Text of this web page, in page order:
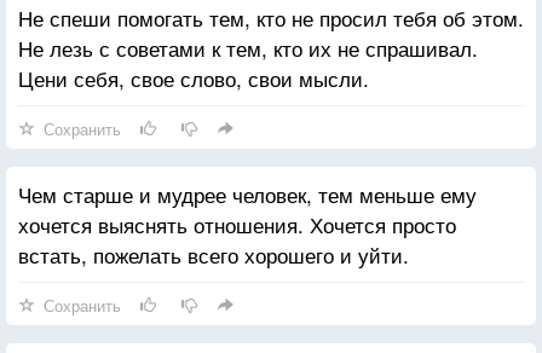
Не спеши помогать тем, кто не просил тебя об этом.
Не лезь с советами к тем, кто их не спрашивал.
Цени себя, свое слово, свои мысли.
Сохранить
Чем старше и мудрее человек, тем меньше ему
хочется выяснять отношения. Хочется просто
встать, пожелать всего хорошего и уйти.
Сохранить